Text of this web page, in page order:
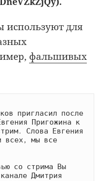
используют для
фальшивых
пригласил после
Пригожина к
Слова Евгения
всех, мы все
со стрима Вы
Дмитрия